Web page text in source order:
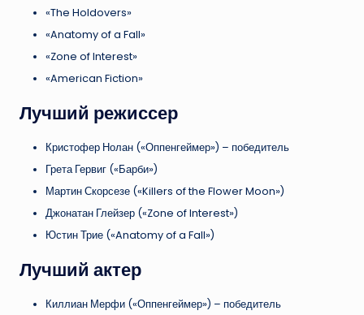
«The Holdovers»
«Anatomy of a Fall»
«Zone of Interest»
«American Fiction»
Лучший режиссер
Кристофер Нолан («Оппенгеймер») – победитель
Грета Гервиг («Барби»)
Мартин Скорсезе («Killers of the Flower Moon»)
Джонатан Глейзер («Zone of Interest»)
Юстин Трие («Anatomy of a Fall»)
Лучший актер
Киллиан Мерфи («Оппенгеймер») – победитель